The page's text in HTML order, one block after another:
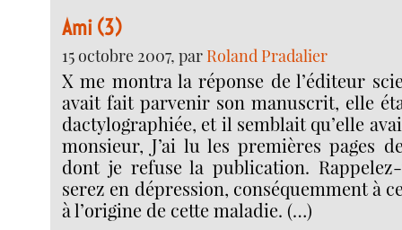
Ami (3)
15 octobre 2007, par Roland Pradalier
X me montra la réponse de l’éditeur
avait fait parvenir son manuscrit, elle
dactylographiée, et il semblait qu’elle
monsieur, J’ai lu les premières pages
dont je refuse la publication.
serez en dépression, conséquemment à
à l’origine de cette maladie. (…)